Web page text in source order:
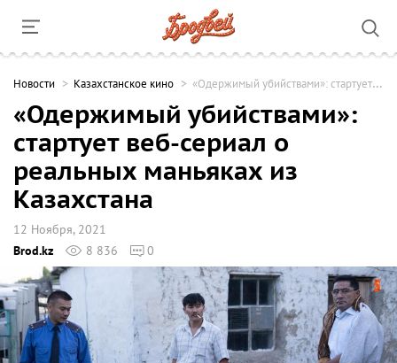
Новости Казахстанское кино «Одержимый убийствами»: стартует веб-сериал о реальных маньяках из Казахстана
«Одержимый убийствами»:
стартует веб-сериал о
реальных маньяках из
Казахстана
12 Ноября, 2021
Brod.kz
8 836 0